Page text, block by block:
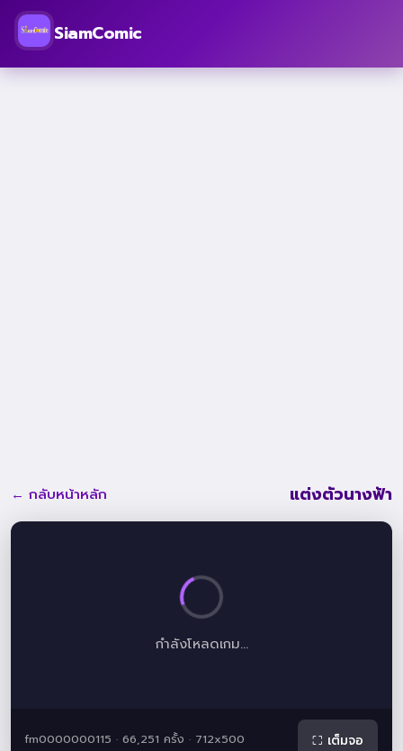
SiamComic
← กลับหน้าหลัก แต่งตัวนางฟ้า
กำลังโหลดเกม...
fm0000000115 · 66,251 ครั้ง · 712x500 ⛶ เต็มจอ